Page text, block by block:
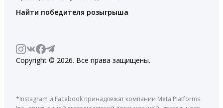
Найти победителя розыгрыша
Copyright © 2026. Все права защищены.
*Instagram и Facebook принадлежат компании Meta Platforms